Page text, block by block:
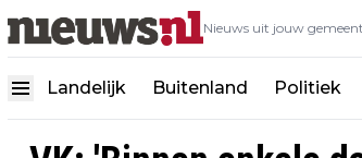
Nieuws uit jouw
Landelijk Buitenland Politiek